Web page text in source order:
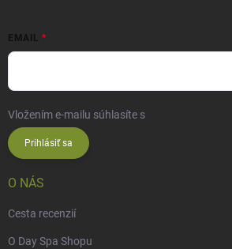
EMAIL
Vložením e-mailu súhlasíte s
Prihlásiť sa
O NÁS
Cesta recenzií
O Day Spa Shopu